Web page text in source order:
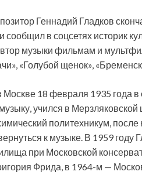
Геннадий Гладков
сообщил в соцсетях историк
музыки фильмам и
«Голубой щенок»,
18 февраля 1935 года в
учился в
политехникум, после
к музыке. В 1959 году
при Московской
Фрида, в 1964-м —